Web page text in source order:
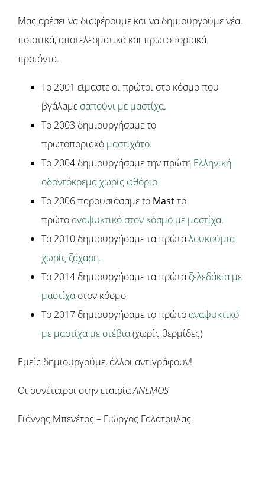
Μας αρέσει να διαφέρουμε και να δημιουργούμε νέα,
ποιοτικά, αποτελεσματικά και πρωτοποριακά
προϊόντα.
Το 2001 είμαστε οι πρώτοι στο κόσμο που
βγάλαμε σαπούνι με μαστίχα.
Το 2003 δημιουργήσαμε το
πρωτοποριακό μαστιχάτο.
To 2004 δημιουργήσαμε την πρώτη Ελληνική
οδοντόκρεμα χωρίς φθόριο
Το 2006 παρουσιάσαμε to Mastτο
πρώτο αναψυκτικό στον κόσμο με μαστίχα.
Το 2010 δημιουργήσαμε τα πρώταλουκούμια
χωρίς ζάχαρη.
To 2014 δημιουργήσαμε τα πρώταζελεδάκια με
μαστίχαστον κόσμο
To 2017 δημιουργήσαμε το πρώτο αναψυκτικό
με μαστίχα με στέβια(χωρίς θερμίδες)
Εμείς δημιουργούμε, άλλοι αντιγράφουν!
Οι συνέταιροι στην εταιρίαΑNEMOS
Γιάννης Μπενέτος – Γιώργος Γαλάτουλας